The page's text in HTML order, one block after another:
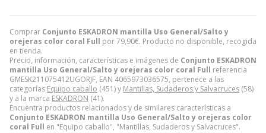
Comprar Conjunto ESKADRON mantilla Uso General/Salto y
orejeras color coral Full por79,90€. Producto no disponible, recogida
en tienda.
Precio, información, características e imágenes de Conjunto ESKADRON
mantilla Uso General/Salto y orejeras color coral Full referencia
GMESK211075412UGORJF, EAN 4065973036575, pertenece a las
categorías Equipo caballo (451) y Mantillas, Sudaderos y Salvacruces (58)
y a la marca ESKADRON (41).
Encuentra productos relacionados y de similares características a
Conjunto ESKADRON mantilla Uso General/Salto y orejeras color
coral Full en "Equipo caballo", "Mantillas, Sudaderos y Salvacruces".